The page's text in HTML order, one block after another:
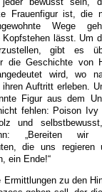
Frauenfigur ist, die
Wege
Kopfstehen lässt. Um
gibt es
die Geschichte von
wird, wo
Auftritt erleben.
Figur aus dem
fehlen: Poison Ivy
und
„Bereiten
die uns regieren
ein Ende!“
zu den